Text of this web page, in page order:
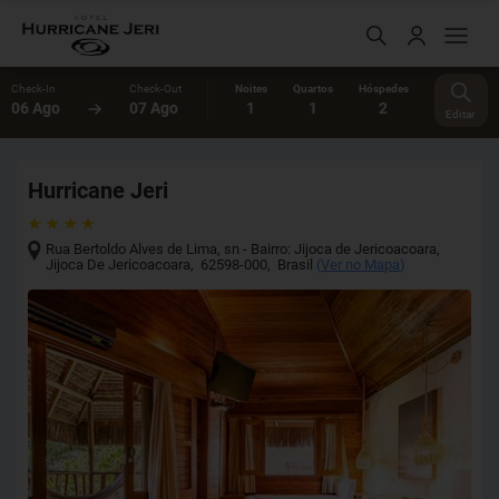
Check-In
06 Ago
Check-Out
07 Ago
Noites
1
Quartos
1
Hóspedes
2 Editar
Hurricane Jeri
Rua Bertoldo Alves de Lima, sn - Bairro: Jijoca de Jericoacoara,
Jijoca De Jericoacoara, 62598-000, Brasil (Ver no Mapa)